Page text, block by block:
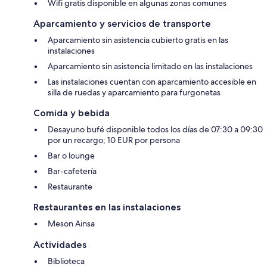
Wifi gratis disponible en algunas zonas comunes
Aparcamiento y servicios de transporte
Aparcamiento sin asistencia cubierto gratis en las
instalaciones
Aparcamiento sin asistencia limitado en las instalaciones
Las instalaciones cuentan con aparcamiento accesible en
silla de ruedas y aparcamiento para furgonetas
Comida y bebida
Desayuno bufé disponible todos los días de 07:30 a 09:30
por un recargo; 10 EUR por persona
Bar o lounge
Bar-cafetería
Restaurante
Restaurantes en las instalaciones
Meson Ainsa
Actividades
Biblioteca